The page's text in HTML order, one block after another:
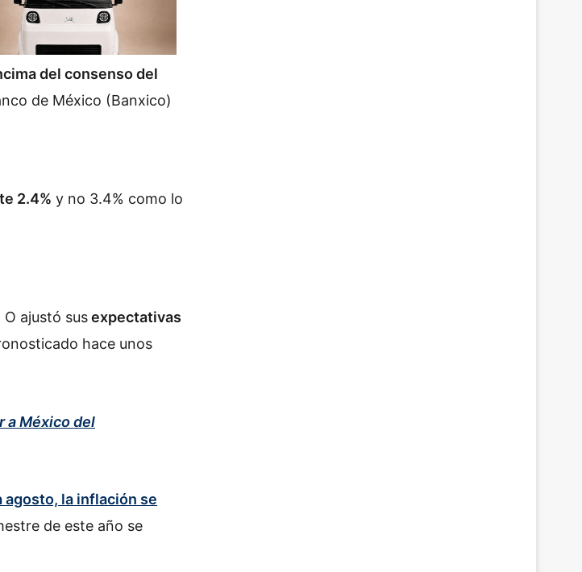
del consenso del
de México (Banxico)
2.4% y no 3.4% como lo
ajustó susexpectativas
hace unos
a México del
agosto, la inflación se
de este año se